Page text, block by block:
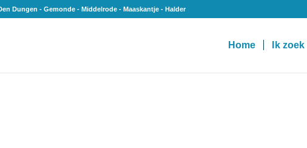
Dungen - Gemonde - Middelrode - Maaskantje - Halder
Home Ik